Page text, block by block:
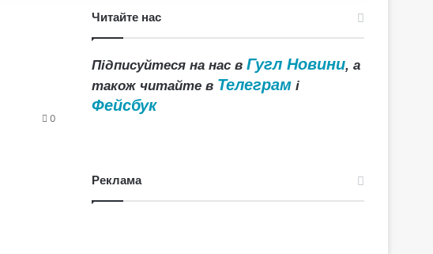
0
Читайте нас
Підписуйтеся на нас вГугл Новини, а
також читайте в Телеграм і
Фейсбук
Реклама